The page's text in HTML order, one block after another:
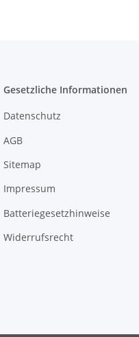
Gesetzliche Informationen
Datenschutz
AGB
Sitemap
Impressum
Batteriegesetzhinweise
Widerrufsrecht